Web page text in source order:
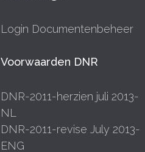
Login Documentenbeheer
Voorwaarden DNR
DNR-2011-herzien juli 2013-
NL
DNR-2011-revise July 2013-
ENG